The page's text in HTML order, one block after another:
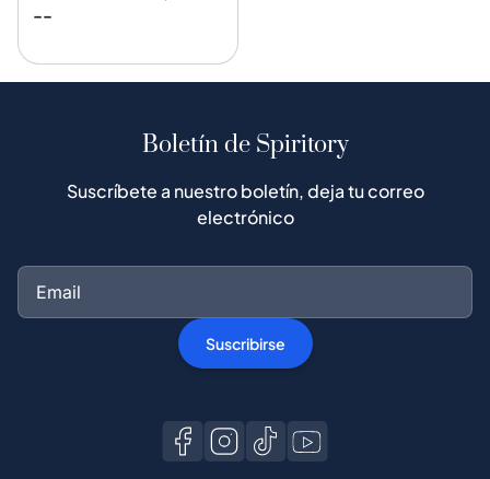
--
Boletín de Spiritory
Suscríbete a nuestro boletín, deja tu correo
electrónico
Suscribirse